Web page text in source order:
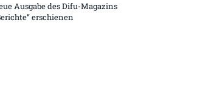
Ausgabe des Difu-Magazins
erschienen